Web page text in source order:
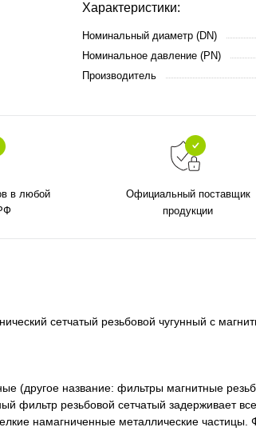
Характеристики:
Номинальный диаметр (DN)
Номинальное давление (PN)
Производитель
в любой
Официальный поставщик
продукции
сетчатый резьбовой чугунный с
(другое название: фильтры магнитные
фильтр резьбовой сетчатый задерживает
намагниченные металлические